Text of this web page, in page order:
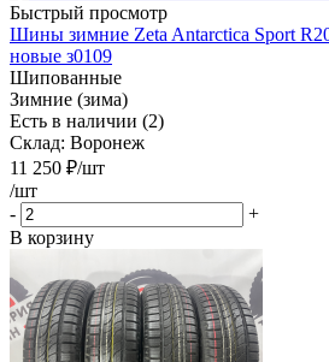
Быстрый просмотр
Шины зимние Zeta Antarctica Sport
новые з0109
Шипованные
Зимние (зима)
Есть в наличии (2)
Склад: Воронеж
11 250 ₽/шт
/шт
-
+
В корзину